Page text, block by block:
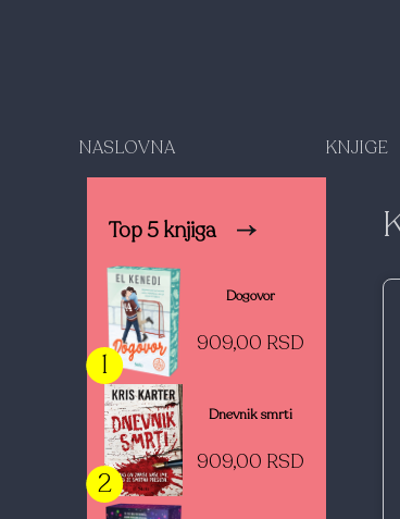
NASLOVNA KNJIGE
Top 5 knjiga
1
Dogovor
909,00 RSD
2
Dnevnik smrti
909,00 RSD